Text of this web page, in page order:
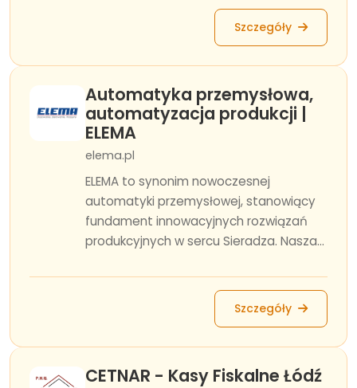
Szczegóły
Automatyka przemysłowa,
automatyzacja produkcji |
ELEMA
elema.pl
ELEMA to synonim nowoczesnej
automatyki przemysłowej, stanowiący
fundament innowacyjnych rozwiązań
produkcyjnych w sercu Sieradza. Nasza...
Szczegóły
CETNAR - Kasy Fiskalne Łódź